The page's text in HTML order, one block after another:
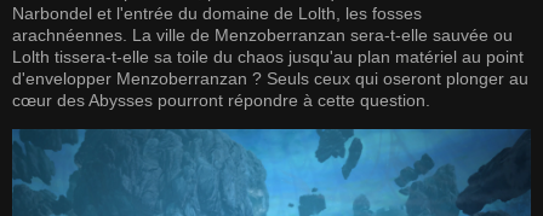
Narbondel et l'entrée du domaine de Lolth, les fosses
arachnéennes. La ville de Menzoberranzan sera-t-elle sauvée ou
Lolth tissera-t-elle sa toile du chaos jusqu'au plan matériel au point
d'envelopper Menzoberranzan ? Seuls ceux qui oseront plonger au
cœur des Abysses pourront répondre à cette question.